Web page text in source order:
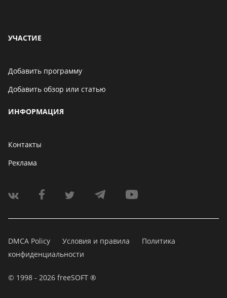
УЧАСТИЕ
Добавить программу
Добавить обзор или статью
ИНФОРМАЦИЯ
Контакты
Реклама
DMCA Policy Условия и правила
Политика
конфиденциальности
© 1998 - 2026 freeSOFT ®